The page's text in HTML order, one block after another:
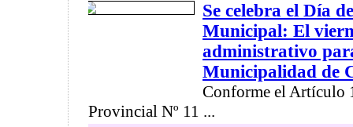
Se celebra el Día
Municipal: El
administrativo
Municipalidad de
Conforme el Artículo
Provincial Nº 11 ...